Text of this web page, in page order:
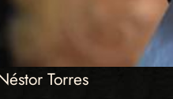
Torres